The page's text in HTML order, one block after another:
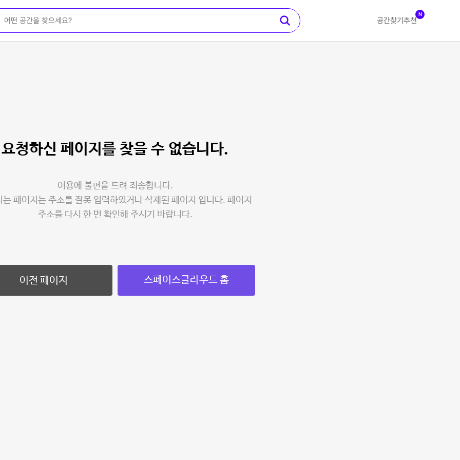
공간찾기 추천
N
요청하신 페이지를 찾을 수 없습니다.
이용에 불편을 드려 죄송합니다.
는 페이지는 주소를 잘못 입력하였거나 삭제된 페이지 입니다. 페이지
주소를 다시 한 번 확인해 주시기 바랍니다.
이전 페이지 스페이스클라우드 홈